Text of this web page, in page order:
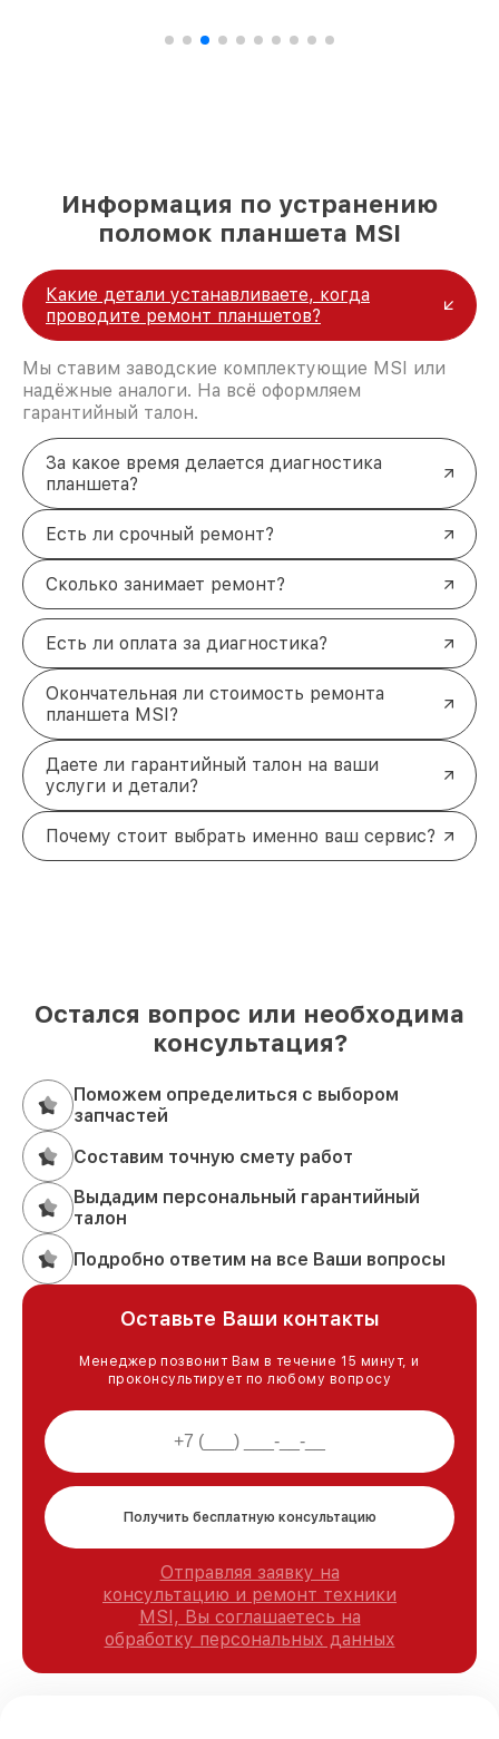
Информация по устранению
поломок планшета MSI
Какие детали устанавливаете, когда
проводите ремонт планшетов?
Мы ставим заводские комплектующие MSI или
надёжные аналоги. На всё оформляем
гарантийный талон.
За какое время делается диагностика
планшета?
Есть ли срочный ремонт?
Сколько занимает ремонт?
Есть ли оплата за диагностика?
Окончательная ли стоимость ремонта
планшета MSI?
Даете ли гарантийный талон на ваши
услуги и детали?
Почему стоит выбрать именно ваш сервис?
Остался вопрос или необходима
консультация?
Поможем определиться с выбором
запчастей
Составим точную смету работ
Выдадим персональный гарантийный
талон
Подробно ответим на все Ваши вопросы
Оставьте Ваши контакты
Менеджер позвонит Вам в течение 15 минут, и
проконсультирует по любому вопросу
Получить бесплатную консультацию
Отправляя заявку на
консультацию и ремонт техники
MSI, Вы соглашаетесь на
обработку персональных данных